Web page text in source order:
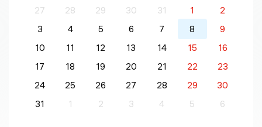
27
28 29 30 31 1
2
3
4 5 6 7 8
9
10
11 12 13 14 15
16
17
18 19 20 21 22
23
24
25 26 27 28 29
30
31
1 2 3 4 5 6